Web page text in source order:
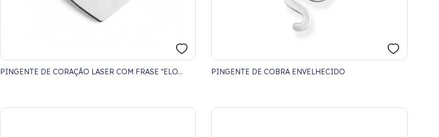
PINGENTE DE CORAÇÃO LASER COM FRASE "ELO
PINGENTE DE COBRA ENVELHECIDO